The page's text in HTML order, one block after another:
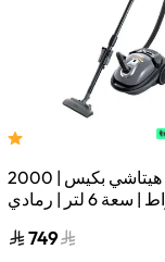
مكنسة هيتاشي بكيس | 2000
واط | سعة 6 لتر | رمادي
749